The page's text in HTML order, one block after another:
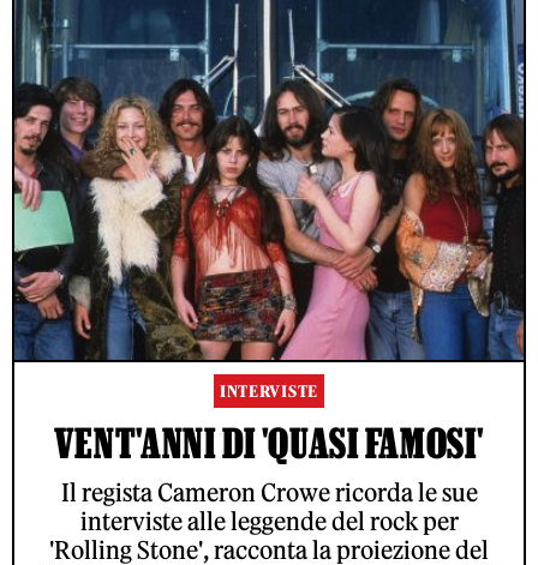
INTERVISTE
VENT'ANNI DI 'QUASI FAMOSI'
Il regista Cameron Crowe ricorda le sue
interviste alle leggende del rock per
'Rolling Stone', racconta la proiezione del